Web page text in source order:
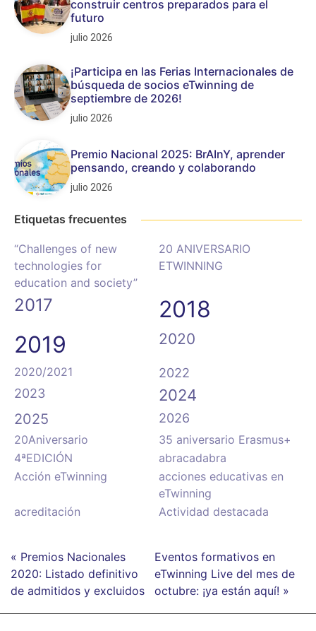
construir centros preparados para el
futuro
julio 2026
¡Participa en las Ferias Internacionales de
búsqueda de socios eTwinning de
septiembre de 2026!
julio 2026
Premio Nacional 2025: BrAInY, aprender
pensando, creando y colaborando
julio 2026
Etiquetas frecuentes
“Challenges of new
technologies for
education and society”
20 ANIVERSARIO
ETWINNING
2017
2018
2019
2020
2020/2021
2022
2023
2024
2025 2026
20Aniversario
35 aniversario Erasmus+
4ªEDICIÓN
abracadabra
Acción eTwinning
acciones educativas en
eTwinning
acreditación
Actividad destacada
« Premios Nacionales
2020: Listado definitivo
de admitidos y excluidos
Eventos formativos en
eTwinning Live del mes de
octubre: ¡ya están aquí! »